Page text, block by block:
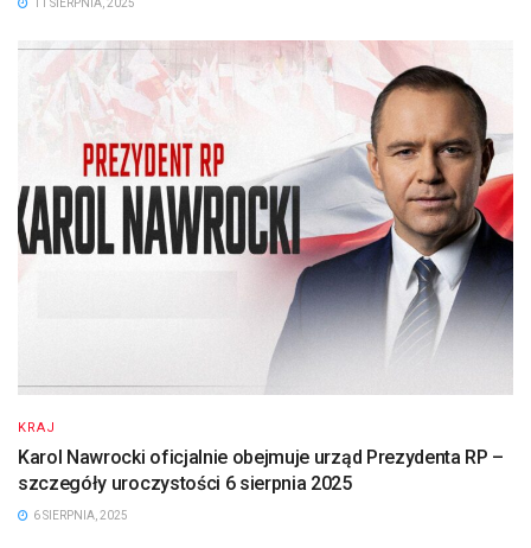
11 SIERPNIA, 2025
KRAJ
Karol Nawrocki oficjalnie obejmuje urząd Prezydenta RP –
szczegóły uroczystości 6 sierpnia 2025
6 SIERPNIA, 2025